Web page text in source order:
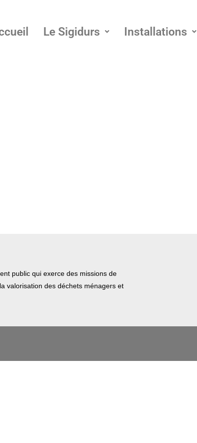
Le Sigidurs Installations
public qui exerce des missions de
valorisation des déchets ménagers et